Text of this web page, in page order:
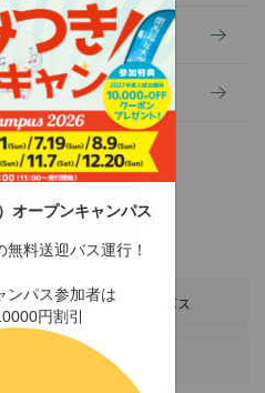
オープンキャンパス
料送迎バス運行！
ンパス参加者は
円割引
県赤穂市新田380-3
代）FAX：0791-46-2526
スクールバス